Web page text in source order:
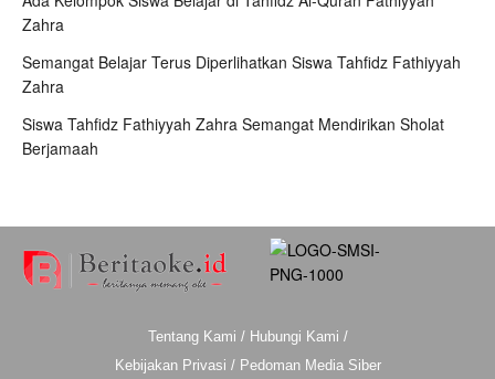
Zahra
Semangat Belajar Terus Diperlihatkan Siswa Tahfidz Fathiyyah
Zahra
Siswa Tahfidz Fathiyyah Zahra Semangat Mendirikan Sholat
Berjamaah
Tentang Kami / Hubungi Kami /
Kebijakan Privasi / Pedoman Media Siber